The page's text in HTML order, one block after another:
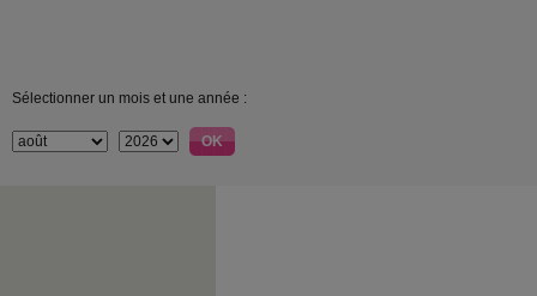
Sélectionner un mois et une année :